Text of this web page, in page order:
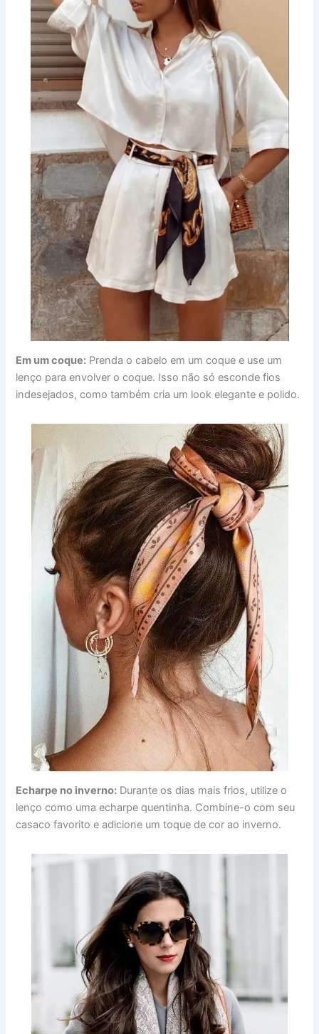
Em um coque: Prenda o cabelo em um coque e use um
lenço para envolver o coque. Isso não só esconde fios
indesejados, como também cria um look elegante e polido.
Echarpe no inverno: Durante os dias mais frios, utilize o
lenço como uma echarpe quentinha. Combine-o com seu
casaco favorito e adicione um toque de cor ao inverno.